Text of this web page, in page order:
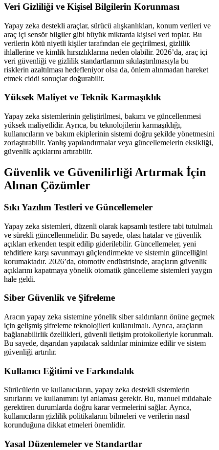
Veri Gizliliği ve Kişisel Bilgilerin Korunması
Yapay zeka destekli araçlar, sürücü alışkanlıkları, konum verileri ve
araç içi sensör bilgiler gibi büyük miktarda kişisel veri toplar. Bu
verilerin kötü niyetli kişiler tarafından ele geçirilmesi, gizlilik
ihlallerine ve kimlik hırsızlıklarına neden olabilir. 2026’da, araç içi
veri güvenliği ve gizlilik standartlarının sıkılaştırılmasıyla bu
risklerin azaltılması hedefleniyor olsa da, önlem alınmadan hareket
etmek ciddi sonuçlar doğurabilir.
Yüksek Maliyet ve Teknik Karmaşıklık
Yapay zeka sistemlerinin geliştirilmesi, bakımı ve güncellenmesi
yüksek maliyetlidir. Ayrıca, bu teknolojilerin karmaşıklığı,
kullanıcıların ve bakım ekiplerinin sistemi doğru şekilde yönetmesini
zorlaştırabilir. Yanlış yapılandırmalar veya güncellemelerin eksikliği,
güvenlik açıklarını artırabilir.
Güvenlik ve Güvenilirliği Artırmak İçin
Alınan Çözümler
Sıkı Yazılım Testleri ve Güncellemeler
Yapay zeka sistemleri, düzenli olarak kapsamlı testlere tabi tutulmalı
ve sürekli güncellenmelidir. Bu sayede, olası hatalar ve güvenlik
açıkları erkenden tespit edilip giderilebilir. Güncellemeler, yeni
tehditlere karşı savunmayı güçlendirmekte ve sistemin güncelliğini
korumaktadır. 2026’da, otomotiv endüstrisinde, araçların güvenlik
açıklarını kapatmaya yönelik otomatik güncelleme sistemleri yaygın
hale geldi.
Siber Güvenlik ve Şifreleme
Aracın yapay zeka sistemine yönelik siber saldırıların önüne geçmek
için gelişmiş şifreleme teknolojileri kullanılmalı. Ayrıca, araçların
bağlanabilirlik özellikleri, güvenli iletişim protokolleriyle korunmalı.
Bu sayede, dışarıdan yapılacak saldırılar minimize edilir ve sistem
güvenliği artırılır.
Kullanıcı Eğitimi ve Farkındalık
Sürücülerin ve kullanıcıların, yapay zeka destekli sistemlerin
sınırlarını ve kullanımını iyi anlaması gerekir. Bu, manuel müdahale
gerektiren durumlarda doğru karar vermelerini sağlar. Ayrıca,
kullanıcıların gizlilik politikalarını bilmeleri ve verilerin nasıl
korunduğuna dikkat etmeleri önemlidir.
Yasal Düzenlemeler ve Standartlar